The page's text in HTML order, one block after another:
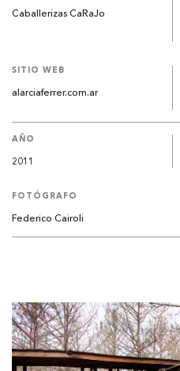
Caballerizas CaRaJo
SITIO WEB
alarciaferrer.com.ar
AÑO
2011
FOTÓGRAFO
Federico Cairoli